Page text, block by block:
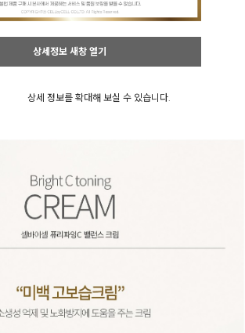
상세정보 새창 열기
상세 정보를 확대해 보실 수 있습니다.